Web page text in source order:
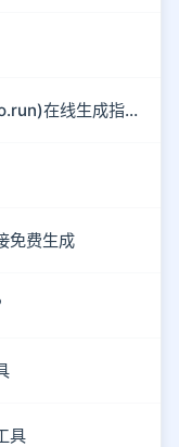
3分钟搞定防红链接！快缩短网址(suo.run)在线生成指南
免费生成
具